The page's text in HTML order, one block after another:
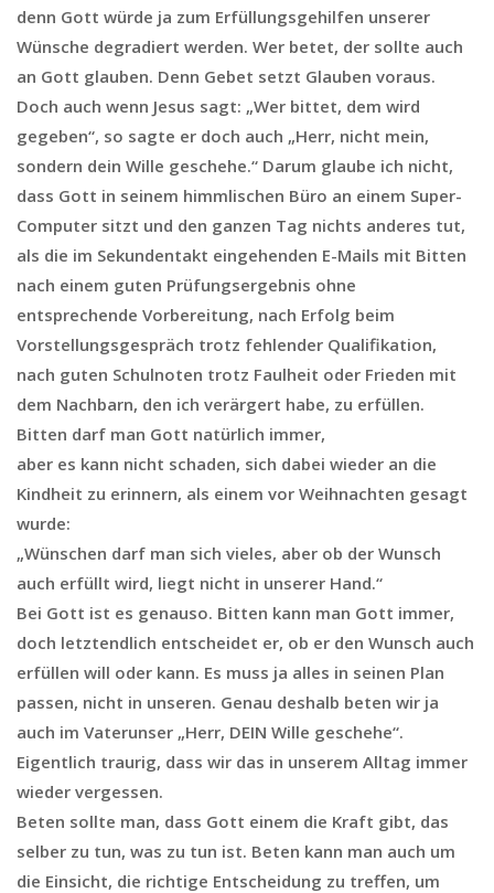
denn Gott würde ja zum Erfüllungsgehilfen unserer
Wünsche degradiert werden. Wer betet, der sollte auch
an Gott glauben. Denn Gebet setzt Glauben voraus.
Doch auch wenn Jesus sagt: „Wer bittet, dem wird
gegeben“, so sagte er doch auch „Herr, nicht mein,
sondern dein Wille geschehe.“ Darum glaube ich nicht,
dass Gott in seinem himmlischen Büro an einem Super-
Computer sitzt und den ganzen Tag nichts anderes tut,
als die im Sekundentakt eingehenden E-Mails mit Bitten
nach einem guten Prüfungsergebnis ohne
entsprechende Vorbereitung, nach Erfolg beim
Vorstellungsgespräch trotz fehlender Qualifikation,
nach guten Schulnoten trotz Faulheit oder Frieden mit
dem Nachbarn, den ich verärgert habe, zu erfüllen.
Bitten darf man Gott natürlich immer,
aber es kann nicht schaden, sich dabei wieder an die
Kindheit zu erinnern, als einem vor Weihnachten gesagt
wurde:
„Wünschen darf man sich vieles, aber ob der Wunsch
auch erfüllt wird, liegt nicht in unserer Hand.“
Bei Gott ist es genauso. Bitten kann man Gott immer,
doch letztendlich entscheidet er, ob er den Wunsch auch
erfüllen will oder kann. Es muss ja alles in seinen Plan
passen, nicht in unseren. Genau deshalb beten wir ja
auch im Vaterunser „Herr, DEIN Wille geschehe“.
Eigentlich traurig, dass wir das in unserem Alltag immer
wieder vergessen.
Beten sollte man, dass Gott einem die Kraft gibt, das
selber zu tun, was zu tun ist. Beten kann man auch um
die Einsicht, die richtige Entscheidung zu treffen, um